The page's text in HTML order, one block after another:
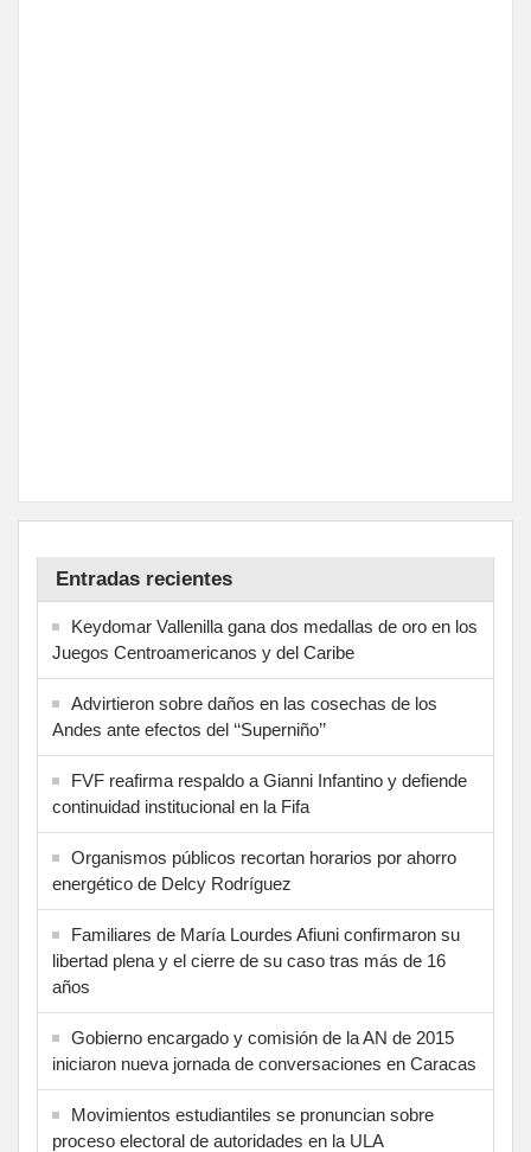
Entradas recientes
Keydomar Vallenilla gana dos medallas de oro en los
Juegos Centroamericanos y del Caribe
Advirtieron sobre daños en las cosechas de los
Andes ante efectos del ‘‘Superniño’’
FVF reafirma respaldo a Gianni Infantino y defiende
continuidad institucional en la Fifa
Organismos públicos recortan horarios por ahorro
energético de Delcy Rodríguez
Familiares de María Lourdes Afiuni confirmaron su
libertad plena y el cierre de su caso tras más de 16
años
Gobierno encargado y comisión de la AN de 2015
iniciaron nueva jornada de conversaciones en Caracas
Movimientos estudiantiles se pronuncian sobre
proceso electoral de autoridades en la ULA